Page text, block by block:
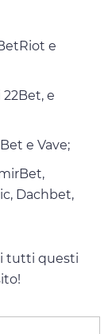
e
e
e Vave;
Dachbet,
tutti questi